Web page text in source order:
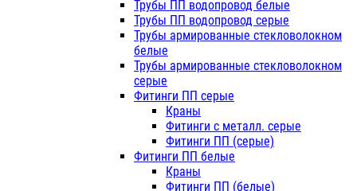
Трубы ПП водопровод белые
Трубы ПП водопровод серые
Трубы армированные стекловолокном
белые
Трубы армированные стекловолокном
серые
Фитинги ПП серые
Краны
Фитинги с металл. серые
Фитинги ПП (серые)
Фитинги ПП белые
Краны
Фитинги ПП (белые)